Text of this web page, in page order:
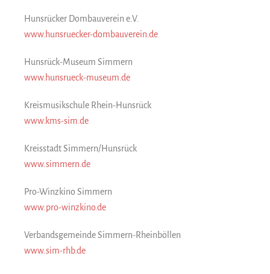
Hunsrücker Dombauverein e.V.
www.hunsruecker-dombauverein.de
Hunsrück-Museum Simmern
www.hunsrueck-museum.de
Kreis­musik­schule Rhein-Hunsrück
www.kms-sim.de
Kreisstadt Simmern/Hunsrück
www.simmern.de
Pro-Winzkino Simmern
www.pro-winzkino.de
Verbandsgemeinde Simmern-Rheinböllen
www.sim-rhb.de